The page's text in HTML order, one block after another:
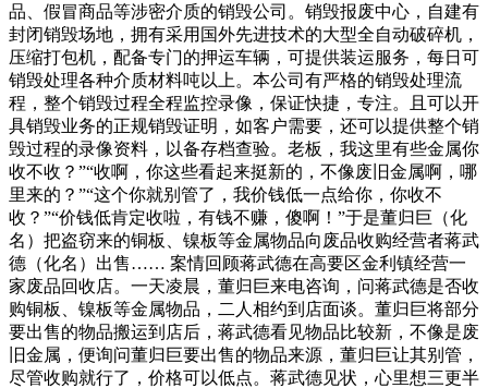
品、假冒商品等涉密介质的销毁公司。销毁报废中心，自建有
封闭销毁场地，拥有采用国外先进技术的大型全自动破碎机，
压缩打包机，配备专门的押运车辆，可提供装运服务，每日可
销毁处理各种介质材料吨以上。本公司有严格的销毁处理流
程，整个销毁过程全程监控录像，保证快捷，专注。且可以开
具销毁业务的正规销毁证明，如客户需要，还可以提供整个销
毁过程的录像资料，以备存档查验。老板，我这里有些金属你
收不收？”“收啊，你这些看起来挺新的，不像废旧金属啊，哪
里来的？”“这个你就别管了，我价钱低一点给你，你收不
收？”“价钱低肯定收啦，有钱不赚，傻啊！”于是董归巨（化
名）把盗窃来的铜板、镍板等金属物品向废品收购经营者蒋武
德（化名）出售…… 案情回顾蒋武德在高要区金利镇经营一
家废品回收店。一天凌晨，董归巨来电咨询，问蒋武德是否收
购铜板、镍板等金属物品，二人相约到店面谈。董归巨将部分
要出售的物品搬运到店后，蒋武德看见物品比较新，不像是废
旧金属，便询问董归巨要出售的物品来源，董归巨让其别管，
尽管收购就行了，价格可以低点。蒋武德见状，心里想三更半